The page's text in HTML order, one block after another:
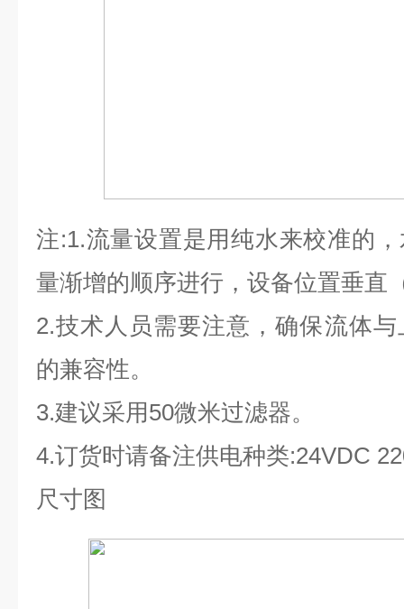
注:1.流量设置是用纯水来校准的
量渐增的顺序进行，设备位置垂直
2.技术人员需要注意，确保流体
的兼容性。
3.建议采用50微米过滤器。
4.订货时请备注供电种类:24VDC
尺寸图